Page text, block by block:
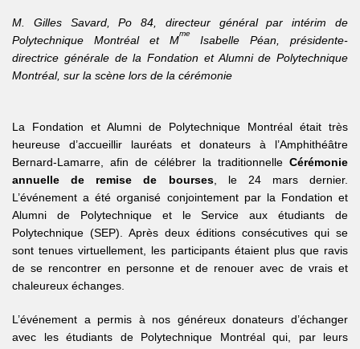
M. Gilles Savard, Po 84, directeur général par intérim de
Polytechnique Montréal et M
me
Isabelle Péan, présidente-
directrice générale de la Fondation et Alumni de Polytechnique
Montréal, sur la scène lors de la cérémonie
La Fondation et Alumni de Polytechnique Montréal était très
heureuse d’accueillir lauréats et donateurs à l’Amphithéâtre
Bernard-Lamarre, afin de célébrer la traditionnelle Cérémonie
annuelle de remise de bourses, le 24 mars dernier.
L’événement a été organisé conjointement par la Fondation et
Alumni de Polytechnique et le Service aux étudiants de
Polytechnique (SEP). Après deux éditions consécutives qui se
sont tenues virtuellement, les participants étaient plus que ravis
de se rencontrer en personne et de renouer avec de vrais et
chaleureux échanges.
L’événement a permis à nos généreux donateurs d’échanger
avec les étudiants de Polytechnique Montréal qui, par leurs